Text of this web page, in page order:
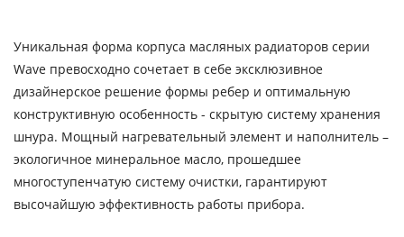
Уникальная форма корпуса масляных радиаторов серии
Wave превосходно сочетает в себе эксклюзивное
дизайнерское решение формы ребер и оптимальную
конструктивную особенность - скрытую систему хранения
шнура. Мощный нагревательный элемент и наполнитель –
экологичное минеральное масло, прошедшее
многоступенчатую систему очистки, гарантируют
высочайшую эффективность работы прибора.